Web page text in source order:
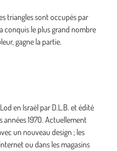
triangles sont occupés par
conquis le plus grand nombre
gagne la partie.
en Israël par D.L.B. et édité
années 1970. Actuellement
un nouveau design ; les
ou dans les magasins